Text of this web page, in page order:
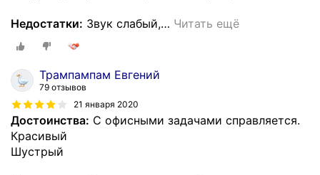
Недостатки: Звук слабый,… Читать ещё
Трампампам Евгений
79 отзывов
21 января 2020
Достоинства: С офисными задачами справляется.
Красивый
Шустрый